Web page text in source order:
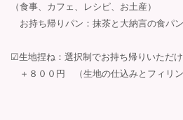
（食事、カフェ、レシピ、お土産）
お持ち帰りパン：抹茶と大納言の食パ
☑︎生地捏ね：選択制でお持ち帰りいただけ
＋８００円 （生地の仕込みとフィリン